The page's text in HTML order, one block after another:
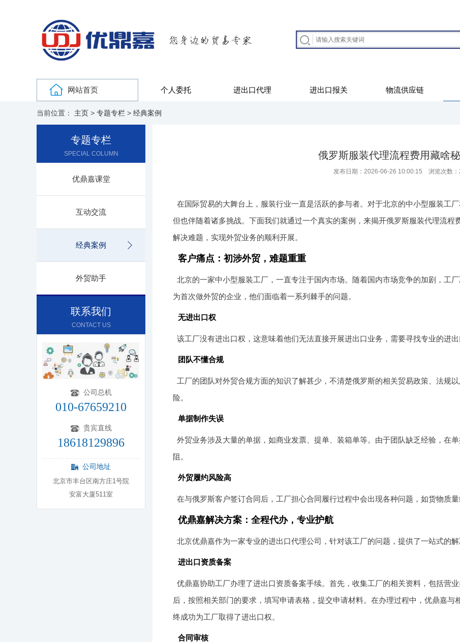
网站首页 个人委托 进出口代理 进出口报关 物流供应链
当前位置： 主页 > 专题专栏 > 经典案例
专题专栏
SPECIAL COLUMN
优鼎嘉课堂
互动交流
经典案例
外贸助手
联系我们
CONTACT US
公司总机
010-67659210
贵宾直线
18618129896
公司地址
北京市丰台区南方庄1号院
安富大厦511室
俄罗斯服装代理流程费用藏啥
发布日期：2026-06-26 10:00:15 浏览次数：
在国际贸易的大舞台上，服装行业一直是活跃的参与者。对于北京的中小型服装工
但也伴随着诸多挑战。下面我们就通过一个真实的案例，来揭开俄罗斯服装代理流
解决难题，实现外贸业务的顺利开展。
客户痛点：初涉外贸，难题重重
北京的一家中小型服装工厂，一直专注于国内市场。随着国内市场竞争的加剧，工
为首次做外贸的企业，他们面临着一系列棘手的问题。
无进出口权
该工厂没有进出口权，这意味着他们无法直接开展进出口业务，需要寻找专业的进出
团队不懂合规
工厂的团队对外贸合规方面的知识了解甚少，不清楚俄罗斯的相关贸易政策、法规
险。
单据制作失误
外贸业务涉及大量的单据，如商业发票、提单、装箱单等。由于团队缺乏经验，在
阻。
外贸履约风险高
在与俄罗斯客户签订合同后，工厂担心合同履行过程中会出现各种问题，如货物质
优鼎嘉解决方案：全程代办，专业护航
北京优鼎嘉作为一家专业的进出口代理公司，针对该工厂的问题，提供了一站式的解
进出口资质备案
优鼎嘉协助工厂办理了进出口资质备案手续。首先，收集工厂的相关资料，包括营
后，按照相关部门的要求，填写申请表格，提交申请材料。在办理过程中，优鼎嘉
终成功为工厂取得了进出口权。
合同审核